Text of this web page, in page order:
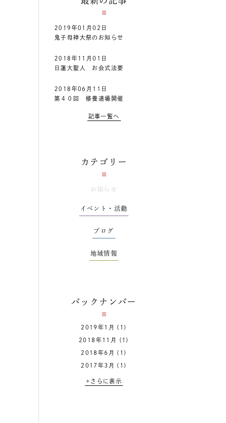
2019年01月02日
鬼子母神大祭のお知らせ
2018年11月01日
日蓮大聖人 お会式法要
2018年06月11日
第４０回 修養道場開催
記事一覧へ
カテゴリー
お知らせ
イベント・活動
ブログ
地域情報
バックナンバー
2019年1月 (1)
2018年11月 (1)
2018年6月 (1)
2017年3月 (1)
+さらに表示